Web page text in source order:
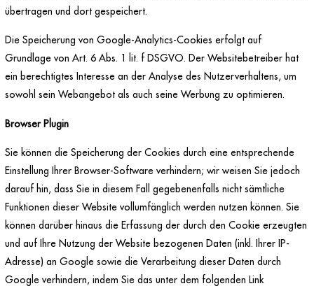
übertragen und dort gespeichert.
Die Speicherung von Google-Analytics-Cookies erfolgt auf
Grundlage von Art. 6 Abs. 1 lit. f DSGVO. Der Websitebetreiber hat
ein berechtigtes Interesse an der Analyse des Nutzerverhaltens, um
sowohl sein Webangebot als auch seine Werbung zu optimieren.
Browser Plugin
Sie können die Speicherung der Cookies durch eine entsprechende
Einstellung Ihrer Browser-Software verhindern; wir weisen Sie jedoch
darauf hin, dass Sie in diesem Fall gegebenenfalls nicht sämtliche
Funktionen dieser Website vollumfänglich werden nutzen können. Sie
können darüber hinaus die Erfassung der durch den Cookie erzeugten
und auf Ihre Nutzung der Website bezogenen Daten (inkl. Ihrer IP-
Adresse) an Google sowie die Verarbeitung dieser Daten durch
Google verhindern, indem Sie das unter dem folgenden Link